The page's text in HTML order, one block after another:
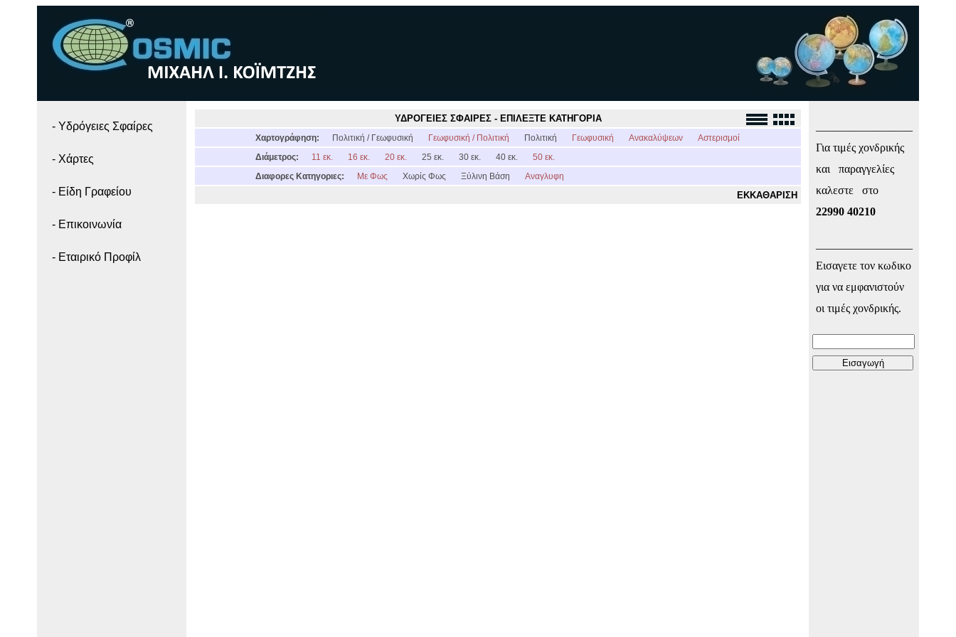
- Yδρόγειες Σφαίρες
- Χάρτες
- Είδη Γραφείου
- Επικοινωνία
- Εταιρικό Προφίλ
ΥΔΡΟΓΕΙΕΣ ΣΦΑΙΡΕΣ - ΕΠΙΛΕΞΤΕ ΚΑΤΗΓΟΡΙΑ
Χαρτογράφηση: Πολιτική / Γεωφυσική Γεωφυσική / Πολιτική Πολιτική Γεωφυσική Ανακαλύψεων
Αστερισμοί
Διάμετρος:
11 εκ. 16 εκ. 20 εκ. 25 εκ. 30 εκ. 40 εκ.
50 εκ.
Διαφορες Κατηγοριες:
Με Φως Χωρίς Φως Ξύλινη Βάση Αναγλυφη
ΕΚΚΑΘΑΡΙΣΗ
Για τιμές χονδρικής
και παραγγελίες
καλεστε στο
22990 40210
Εισαγετε τον κωδικο
για να εμφανιστούν
οι τιμές χονδρικής.